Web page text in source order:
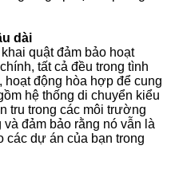
dài
quật đảm bảo hoạt
tất cả đều trong tình
hoạt động hòa hợp để cung
hệ thống di chuyển kiểu
tru trong các môi trường
đảm bảo rằng nó vẫn là
các dự án của bạn trong